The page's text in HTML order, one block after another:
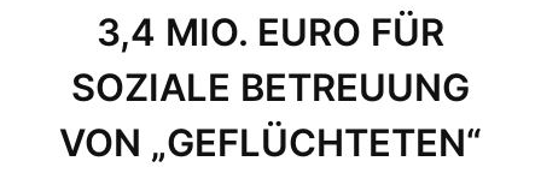
3,4 MIO. EURO FÜR
SOZIALE BETREUUNG
VON „GEFLÜCHTETEN“